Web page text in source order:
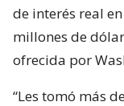
de interés real
millones de
ofrecida por
“Les tomó más